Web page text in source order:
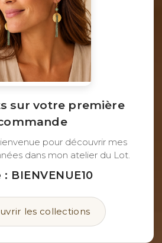
sur votre première
pour découvrir mes
dans mon atelier du Lot.
: BIENVENUE10
les collections